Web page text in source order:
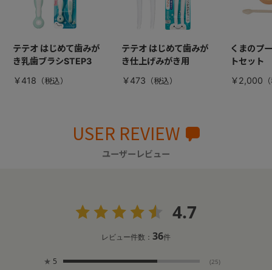
テテオ はじめて歯みが
き乳歯ブラシSTEP3
￥418
テテオ はじめて歯みが
き仕上げみがき用
￥473
くまのプ
トセット
￥2,000
USER REVIEW
ユーザーレビュー
4.7
レビュー件数： 36件
★ 5 (25)